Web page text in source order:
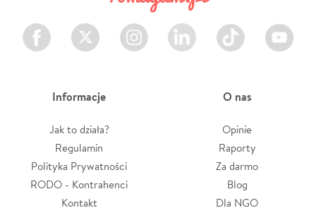
Facebook Twitter Instagram LinkedIn TikTok Youtube
Informacje
Jak to działa?
Regulamin
Polityka Prywatności
RODO - Kontrahenci
Kontakt
O nas
Opinie
Raporty
Za darmo
Blog
Dla NGO